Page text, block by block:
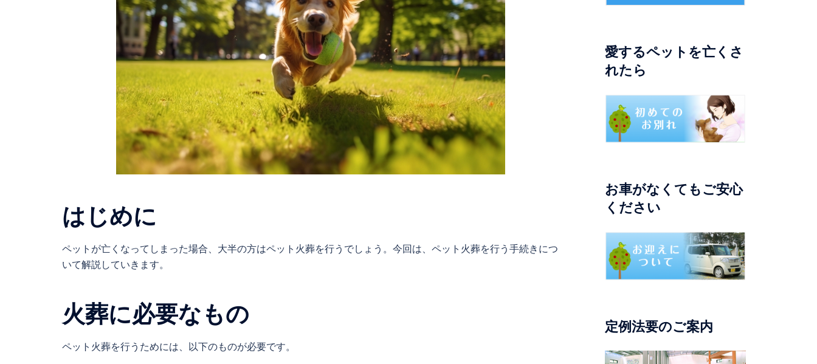
はじめに
ペットが亡くなってしまった場合、大半の方はペット火葬を行うでしょう。今回は、ペット火葬を行う手続きにつ
いて解説していきます。
火葬に必要なもの
ペット火葬を行うためには、以下のものが必要です。
愛するペットを亡くさ
れたら
お車がなくてもご安心
ください
定例法要のご案内